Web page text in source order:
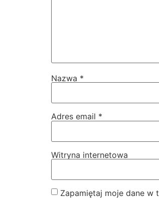
Nazwa *
Adres email *
Witryna internetowa
Zapamiętaj moje dane w